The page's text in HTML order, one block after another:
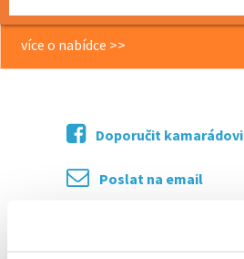
více o nabídce >>
Doporučit kamarádovi
Poslat na email